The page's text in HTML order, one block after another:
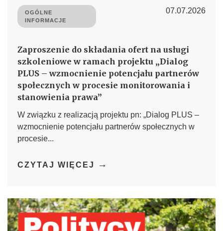
OGÓLNE
INFORMACJE
07.07.2026
Zaproszenie do składania ofert na usługi
szkoleniowe w ramach projektu „Dialog
PLUS – wzmocnienie potencjału partnerów
społecznych w procesie monitorowania i
stanowienia prawa”
W związku z realizacją projektu pn: „Dialog PLUS –
wzmocnienie potencjału partnerów społecznych w
procesie...
CZYTAJ WIĘCEJ →